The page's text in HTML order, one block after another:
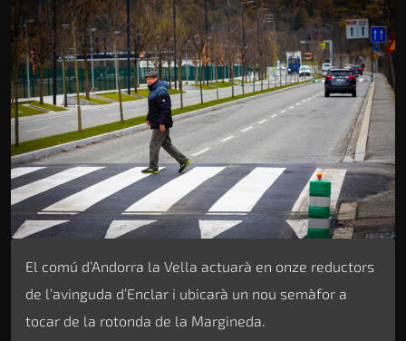
El comú d’Andorra la Vella actuarà en onze reductors
de l’avinguda d’Enclar i ubicarà un nou semàfor a
tocar de la rotonda de la Margineda.